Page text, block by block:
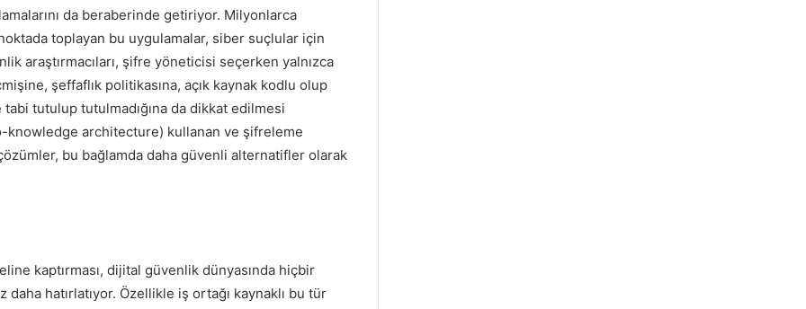
da beraberinde getiriyor. Milyonlarca
toplayan bu uygulamalar, siber suçlular için
araştırmacıları, şifre yöneticisi seçerken yalnızca
şeffaflık politikasına, açık kaynak kodlu olup
tutulup tutulmadığına da dikkat edilmesi
knowledge architecture) kullanan ve şifreleme
çözümler, bu bağlamda daha güvenli alternatifler olarak
kaptırması, dijital güvenlik dünyasında hiçbir
hatırlatıyor. Özellikle iş ortağı kaynaklı bu tür